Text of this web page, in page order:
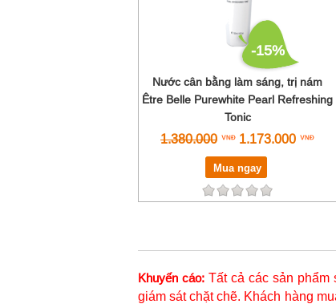
-15%
Nước cân bằng làm sáng, trị nám
Être Belle Purewhite Pearl Refreshing
Tonic
1.380.000 1.173.000
Mua ngay
Khuyến cáo: Tất cả các sản
giám sát chặt chẽ. Khách hàng